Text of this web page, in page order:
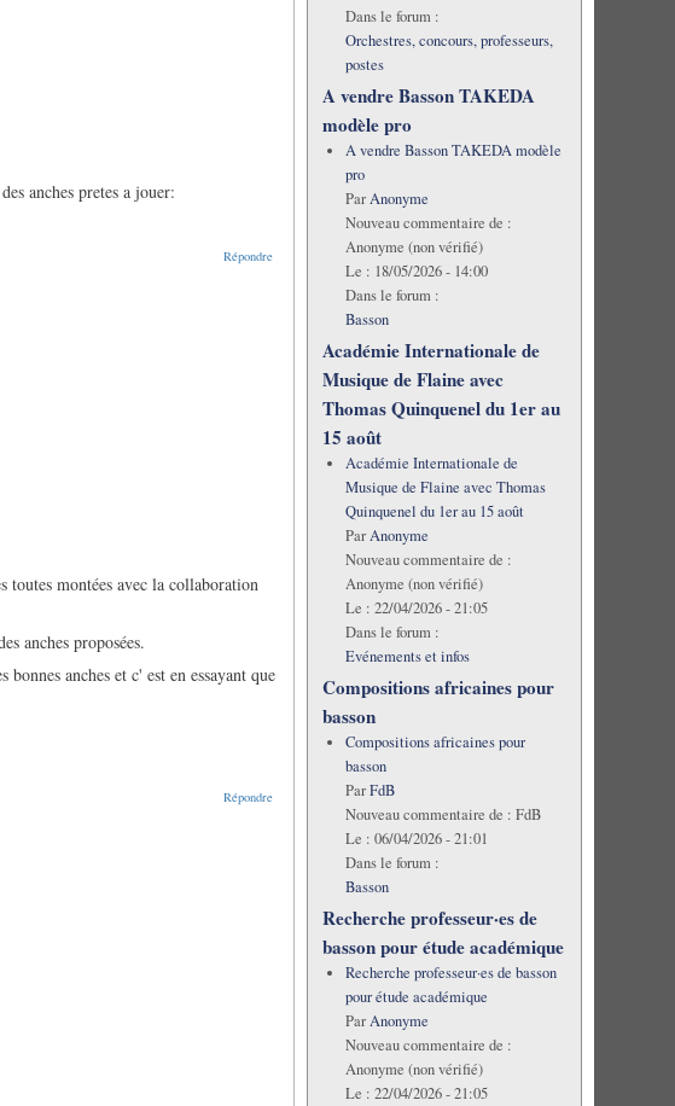
anches pretes a jouer:
Répondre
toutes montées avec la collaboration
anches proposées.
anches et c' est en essayant que
Répondre
Dans le forum :
Orchestres, concours, professeurs,
postes
A vendre Basson TAKEDA
modèle pro
A vendre Basson TAKEDA modèle
pro
ParAnonyme
Nouveau commentaire de :
Anonyme (non vérifié)
Le : 18/05/2026 - 14:00
Dans le forum :
Basson
Académie Internationale de
Musique de Flaine avec
Thomas Quinquenel du 1er au
15 août
Académie Internationale de
Musique de Flaine avec Thomas
Quinquenel du 1er au 15 août
ParAnonyme
Nouveau commentaire de :
Anonyme (non vérifié)
Le : 22/04/2026 - 21:05
Dans le forum :
Evénements et infos
Compositions africaines pour
basson
Compositions africaines pour
basson
ParFdB
Nouveau commentaire de : FdB
Le : 06/04/2026 - 21:01
Dans le forum :
Basson
Recherche professeur·es de
basson pour étude académique
Recherche professeur·es de basson
pour étude académique
ParAnonyme
Nouveau commentaire de :
Anonyme (non vérifié)
Le : 22/04/2026 - 21:05